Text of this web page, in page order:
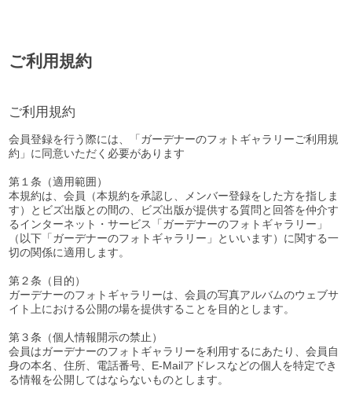
ご利用規約
ご利用規約
会員登録を行う際には、「ガーデナーのフォトギャラリーご利用規
約」に同意いただく必要があります
第１条（適用範囲）
本規約は、会員（本規約を承認し、メンバー登録をした方を指しま
す）とビズ出版との間の、ビズ出版が提供する質問と回答を仲介す
るインターネット・サービス「ガーデナーのフォトギャラリー」
（以下「ガーデナーのフォトギャラリー」といいます）に関する一
切の関係に適用します。
第２条（目的）
ガーデナーのフォトギャラリーは、会員の写真アルバムのウェブサ
イト上における公開の場を提供することを目的とします。
第３条（個人情報開示の禁止）
会員はガーデナーのフォトギャラリーを利用するにあたり、会員自
身の本名、住所、電話番号、E-Mailアドレスなどの個人を特定でき
る情報を公開してはならないものとします。